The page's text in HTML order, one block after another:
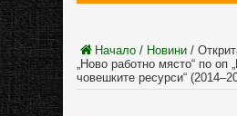
Начало / Новини /
„Ново работно място“ по оп
човешките ресурси“